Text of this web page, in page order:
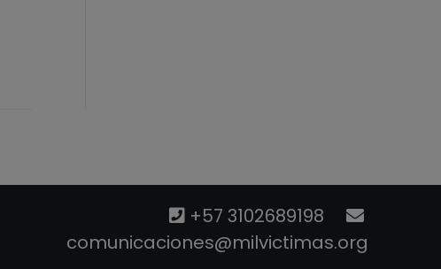
+57 3102689198
comunicaciones@milvictimas.org